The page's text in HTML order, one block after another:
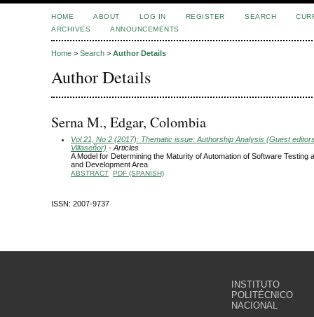
HOME ABOUT LOG IN REGISTER SEARCH
ARCHIVES
ANNOUNCEMENTS
Home > Search > Author Details
Author Details
Serna M., Edgar, Colombia
Vol 21, No 2 (2017): Thematic issue: Authorship Analysis (Guest
Villaseñor) - Articles
A Model for Determining the Maturity of Automation of Software Testing
and Development Area
ABSTRACT PDF (SPANISH)
ISSN: 2007-9737
INSTITUTO
POLITÉCNICO
NACIONAL